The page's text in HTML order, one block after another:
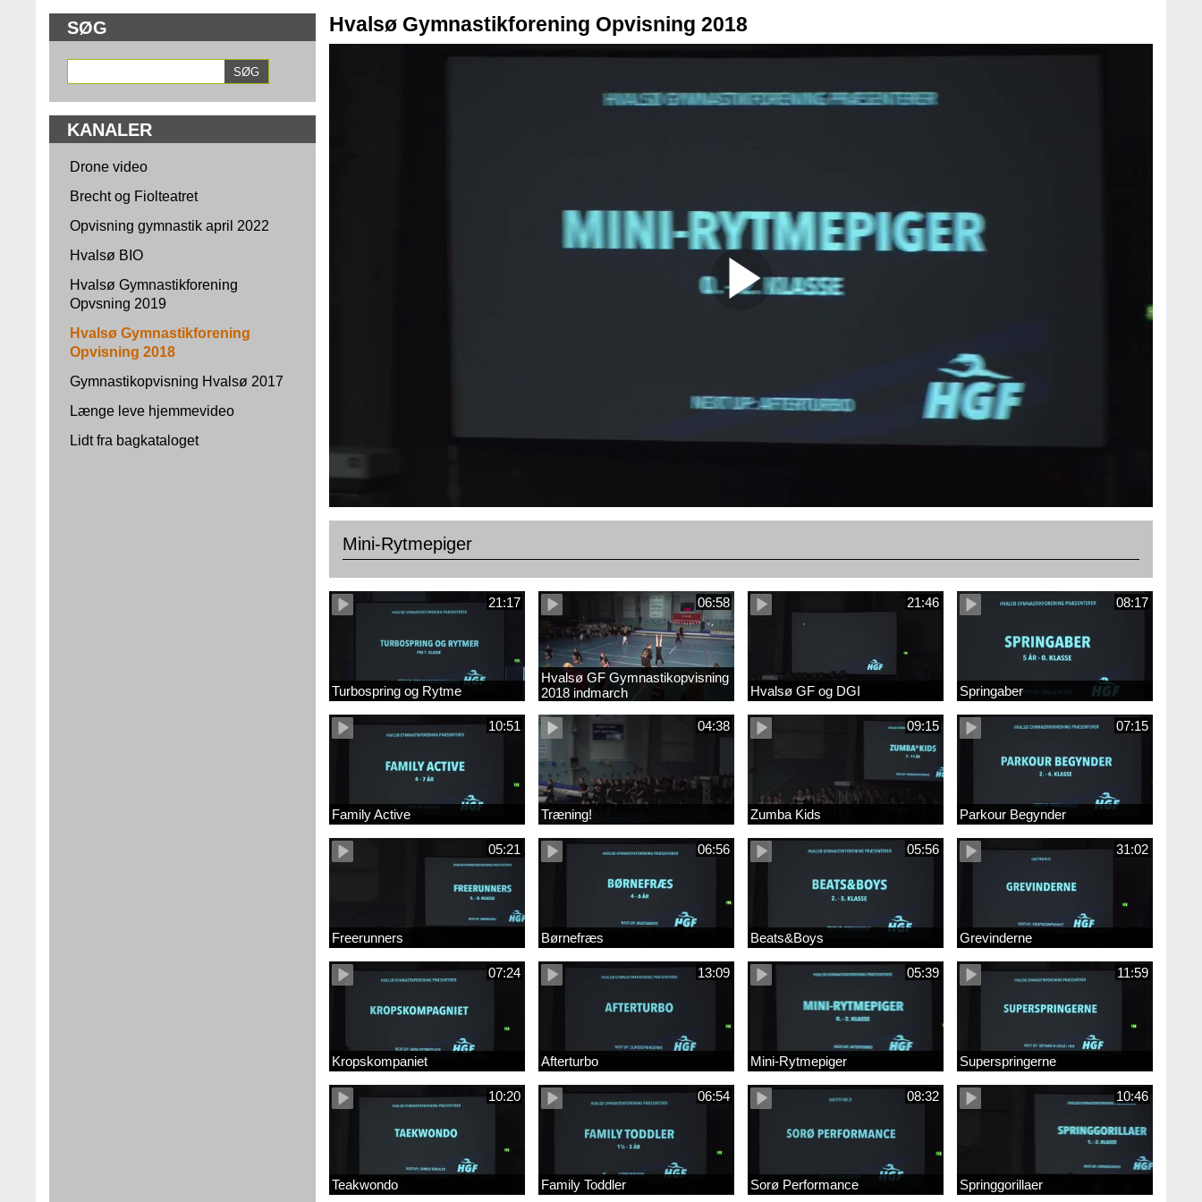
SØG
KANALER
Drone video
Brecht og Fiolteatret
Opvisning gymnastik april 2022
Hvalsø BIO
Hvalsø Gymnastikforening
Opvsning 2019
Hvalsø Gymnastikforening
Opvisning 2018
Gymnastikopvisning Hvalsø 2017
Længe leve hjemmevideo
Lidt fra bagkataloget
Hvalsø Gymnastikforening Opvisning 2018
Mini-Rytmepiger
21:17
Turbospring og Rytme
06:58
Hvalsø GF Gymnastikopvisning
2018 indmarch
21:46
Hvalsø GF og DGI
08:17
Springaber
10:51
Family Active
04:38
Træning!
09:15
Zumba Kids
07:15
Parkour Begynder
05:21
Freerunners
06:56
Børnefræs
05:56
Beats&Boys
31:02
Grevinderne
07:24
Kropskompaniet
13:09
Afterturbo
05:39
Mini-Rytmepiger
11:59
Superspringerne
10:20
Teakwondo
06:54
Family Toddler
08:32
Sorø Performance
10:46
Springgorillaer